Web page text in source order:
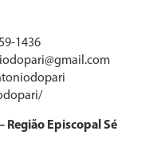
1436
Região Episcopal Sé